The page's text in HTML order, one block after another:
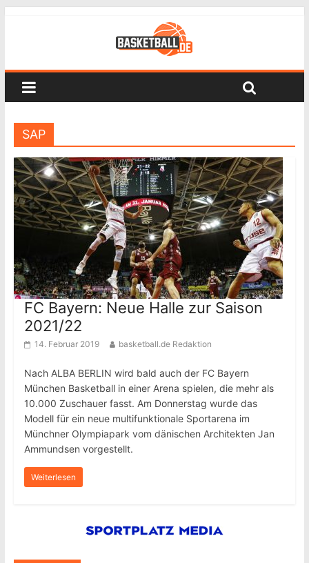
SAP
FC Bayern: Neue Halle zur Saison
2021/22
14. Februar 2019 basketball.de Redaktion
Nach ALBA BERLIN wird bald auch der FC Bayern
München Basketball in einer Arena spielen, die mehr als
10.000 Zuschauer fasst. Am Donnerstag wurde das
Modell für ein neue multifunktionale Sportarena im
Münchner Olympiapark vom dänischen Architekten Jan
Ammundsen vorgestellt.
Weiterlesen